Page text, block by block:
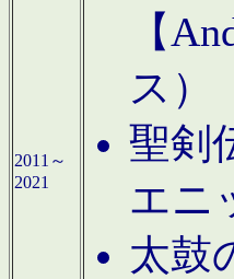
2011～
2021
【
ス）
聖剣
エニ
太鼓